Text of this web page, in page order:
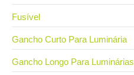
Fusível
Gancho Curto Para Luminária
Gancho Longo Para Luminárias